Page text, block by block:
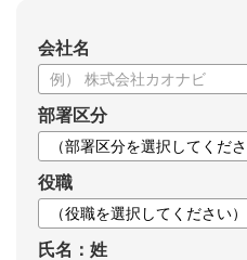
会社名
部署区分
役職
氏名：姓